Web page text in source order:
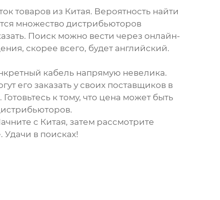
товаров из Китая. Вероятность найти
множество дистрибьюторов
Поиск можно вести через онлайн-
скорее всего, будет английский.
кабель напрямую невелика.
его заказать у своих поставщиков в
к тому, что цена может быть
с Китая, затем рассмотрите
в поисках!